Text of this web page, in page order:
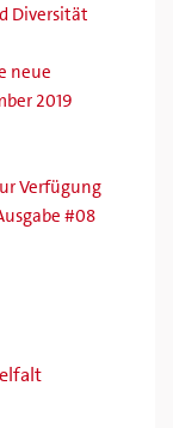
Diversität
neue
2019
Verfügung
#08